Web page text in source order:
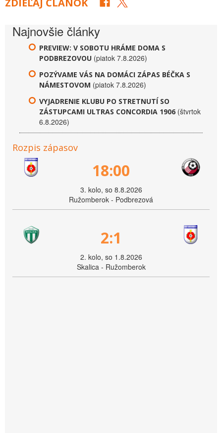
ZDIEĽAJ ČLÁNOK
Najnovšie články
PREVIEW: V SOBOTU HRÁME DOMA S
PODBREZOVOU (piatok 7.8.2026)
POZÝVAME VÁS NA DOMÁCI ZÁPAS BÉČKA S
NÁMESTOVOM (piatok 7.8.2026)
VYJADRENIE KLUBU PO STRETNUTÍ SO
ZÁSTUPCAMI ULTRAS CONCORDIA 1906 (štvrtok
6.8.2026)
Rozpis zápasov
18:00
3. kolo, so 8.8.2026
Ružomberok - Podbrezová
2:1
2. kolo, so 1.8.2026
Skalica - Ružomberok